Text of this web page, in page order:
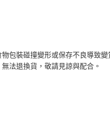
包裝碰撞變形或保存不良導致變
法退換貨，敬請見諒與配合。